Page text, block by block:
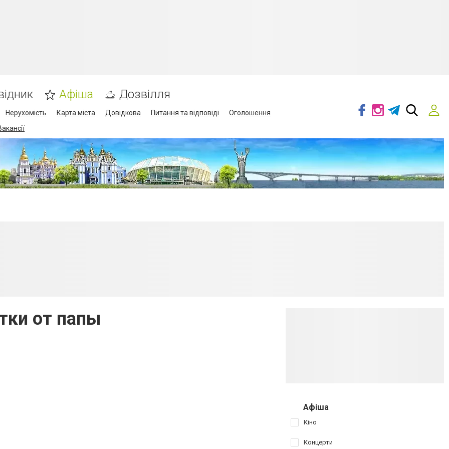
Афіша Дозвілля
Нерухомість Карта міста Довідкова Питання та відповіді
Оголошення
от папы
Афіша
Кіно
Концерти